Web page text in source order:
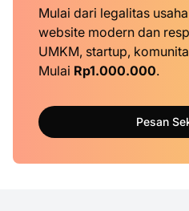
Mulai dari legalitas
website modern dan
UMKM, startup,
Mulai Rp1.000.000.
Pesan